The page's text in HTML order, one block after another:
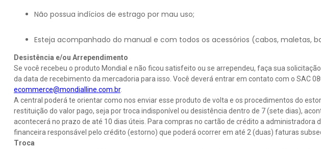
Não possua indícios de estrago por mau uso;
Esteja acompanhado do manual e com todos os acessórios (cabos, maletas,
Desistência e/ou Arrependimento
Se você recebeu o produto Mondial e não ficou satisfeito ou se arrependeu, faça sua
da data de recebimento da mercadoria para isso. Você deverá entrar em contato com o SAC
ecommerce@mondialline.com.br.
A central poderá te orientar como nos enviar esse produto de volta e os procedimentos do
restituição do valor pago, seja por troca indisponível ou desistência dentro de 7 (sete dias),
acontecerá no prazo de até 10 dias úteis. Para compras no cartão de crédito a
financeira responsável pelo crédito (estorno) que poderá ocorrer em até 2 (duas) faturas
Troca